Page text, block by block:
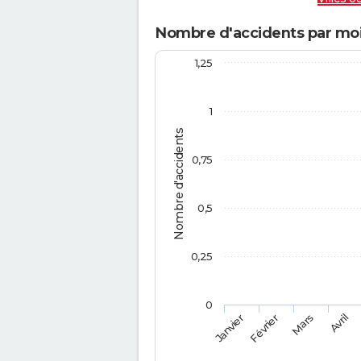
Nombre d'accidents par
Nombre d'accidents
JanvierFévrier Mars Avril
0
1
0,25
0,5
0,75
1,25